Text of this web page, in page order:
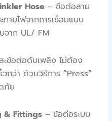
Hose– ข้อต่อสาย
ายไฟจากการเชื่อมแบบ
จาก UL/ FM
ข้อต่อดับเพลิง ไม่ต้อง
กว่า ด้วยวิธีการ “Press”
ภัย
& Fittings– ข้อต่อระบบ